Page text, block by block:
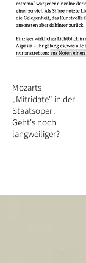
Mozarts
„Mitridate" in der
Staatsoper:
Geht's noch
langweiliger?